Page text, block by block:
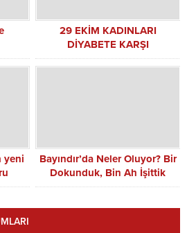
29 EKİM KADINLARI
DİYABETE KARŞI
yeni
Bayındır’da Neler Oluyor? Bir
Dokunduk, Bin Ah İşittik